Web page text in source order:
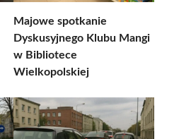
Majowe spotkanie
Dyskusyjnego Klubu Mangi
w Bibliotece
Wielkopolskiej